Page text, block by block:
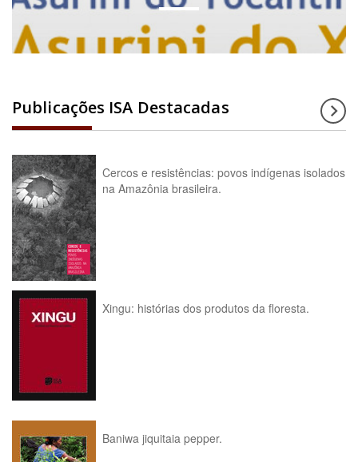
Publicações ISA Destacadas
Cercos e resistências: povos indígenas isolados
na Amazônia brasileira.
Xingu: histórias dos produtos da floresta.
Baniwa jiquitaia pepper.